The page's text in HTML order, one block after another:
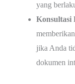
yang
Konsultasi
jika Anda
dokumen